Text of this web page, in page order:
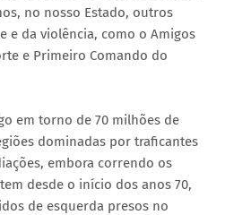
no nosso Estado, outros
e da violência, como o Amigos
e Primeiro Comando do
em torno de 70 milhões de
dominadas por traficantes
embora correndo os
desde o início dos anos 70,
de esquerda presos no